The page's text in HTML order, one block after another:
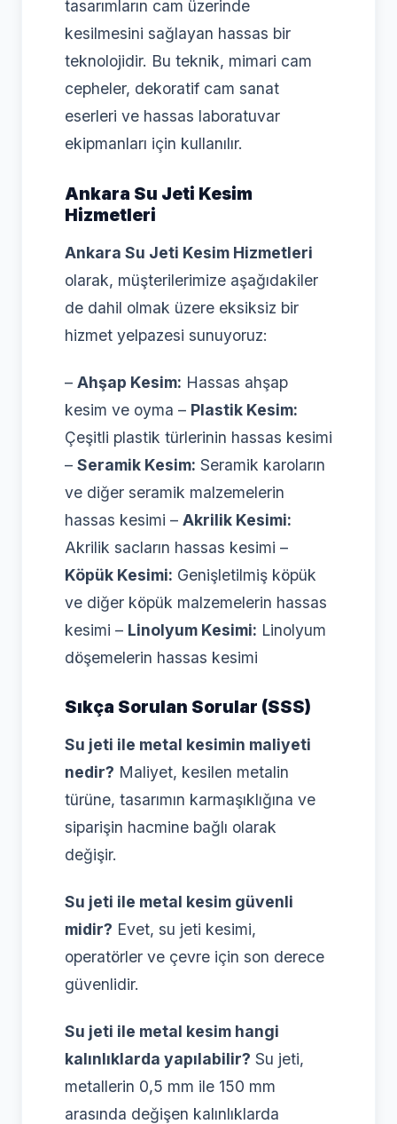
tasarımların cam üzerinde
kesilmesini sağlayan hassas bir
teknolojidir. Bu teknik, mimari cam
cepheler, dekoratif cam sanat
eserleri ve hassas laboratuvar
ekipmanları için kullanılır.
Ankara Su Jeti Kesim
Hizmetleri
Ankara Su Jeti Kesim Hizmetleri
olarak, müşterilerimize aşağıdakiler
de dahil olmak üzere eksiksiz bir
hizmet yelpazesi sunuyoruz:
– Ahşap Kesim: Hassas ahşap
kesim ve oyma – Plastik Kesim:
Çeşitli plastik türlerinin hassas kesimi
– Seramik Kesim: Seramik karoların
ve diğer seramik malzemelerin
hassas kesimi – Akrilik Kesimi:
Akrilik sacların hassas kesimi –
Köpük Kesimi: Genişletilmiş köpük
ve diğer köpük malzemelerin hassas
kesimi – Linolyum Kesimi: Linolyum
döşemelerin hassas kesimi
Sıkça Sorulan Sorular (SSS)
Su jeti ile metal kesimin maliyeti
nedir? Maliyet, kesilen metalin
türüne, tasarımın karmaşıklığına ve
siparişin hacmine bağlı olarak
değişir.
Su jeti ile metal kesim güvenli
midir? Evet, su jeti kesimi,
operatörler ve çevre için son derece
güvenlidir.
Su jeti ile metal kesim hangi
kalınlıklarda yapılabilir? Su jeti,
metallerin 0,5 mm ile 150 mm
arasında değişen kalınlıklarda